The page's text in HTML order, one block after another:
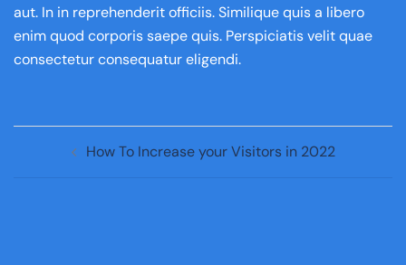
aut. In in reprehenderit officiis. Similique quis a libero
enim quod corporis saepe quis. Perspiciatis velit quae
consectetur consequatur eligendi.
How To Increase your Visitors in 2022